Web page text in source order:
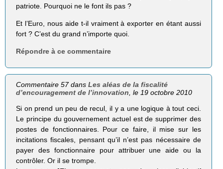
patriote. Pourquoi ne le font ils pas ?
Et l’Euro, nous aide t-il vraiment à exporter en étant aussi
fort ? C’est du grand n’importe quoi.
Répondre à ce commentaire
Commentaire 57 dansLes aléas de la fiscalité
d’encouragement de l’innovation , le 19 octobre 2010
Si on prend un peu de recul, il y a une logique à tout ceci.
Le principe du gouvernement actuel est de supprimer des
postes de fonctionnaires. Pour ce faire, il mise sur les
incitations fiscales, pensant qu’il n’est pas nécessaire de
payer des fonctionnaire pour attribuer une aide ou la
contrôler. Or il se trompe.